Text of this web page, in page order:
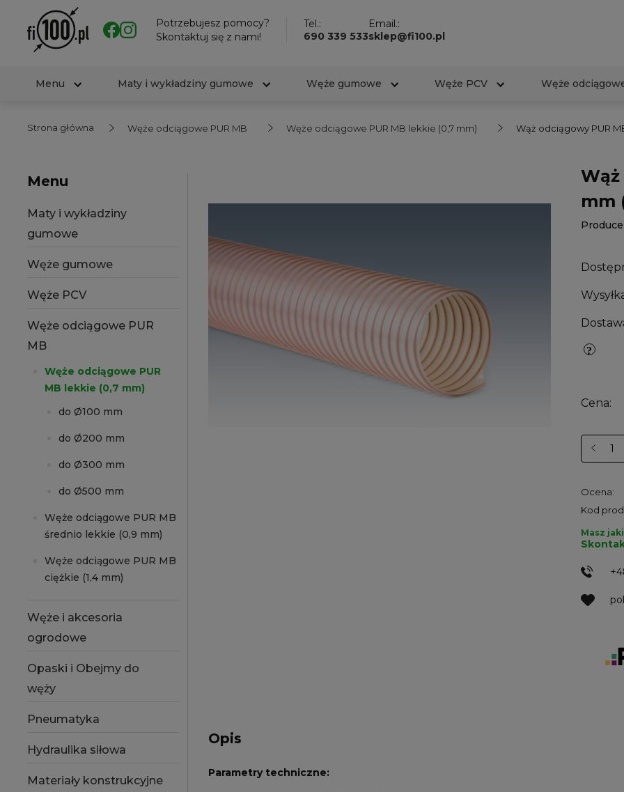
Potrzebujesz pomocy?
Skontaktuj się z nami!
Tel.:
690 339 533
Email.:
sklep@fi100.pl
Menu Maty i wykładziny gumowe Węże gumowe Węże PCV Węże
Strona główna Węże odciągowe PUR MB Węże odciągowe PUR MB lekkie (0,7 mm) Wąż odciągowy PUR
Menu
Maty i wykładziny
gumowe
Węże gumowe
Węże PCV
Węże odciągowe PUR
MB
Węże odciągowe PUR
MB lekkie (0,7 mm)
do Ø100 mm
do Ø200 mm
do Ø300 mm
do Ø500 mm
Węże odciągowe PUR MB
średnio lekkie (0,9 mm)
Węże odciągowe PUR MB
ciężkie (1,4 mm)
Węże i akcesoria
ogrodowe
Opaski i Obejmy do
węży
Pneumatyka
Hydraulika siłowa
Materiały konstrukcyjne
mm
Cena:
Ocena:
Kod
Masz
Opis
Parametry techniczne: